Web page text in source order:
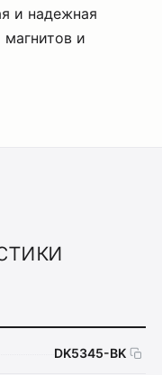
и надежная
и
DK5345-BK